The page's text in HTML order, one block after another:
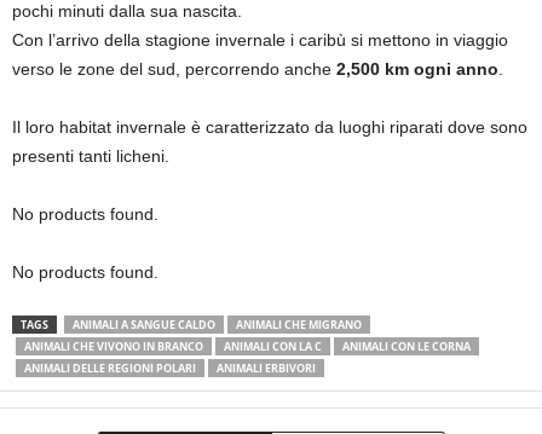
pochi minuti dalla sua nascita.
Con l’arrivo della stagione invernale i caribù si mettono in viaggio
verso le zone del sud, percorrendo anche 2,500 km ogni anno
Il loro habitat invernale è caratterizzato da luoghi riparati dove sono
presenti tanti licheni.
No products found.
No products found.
TAGS ANIMALI A SANGUE CALDO
ANIMALI CHE MIGRANO
ANIMALI CHE VIVONO IN BRANCO
ANIMALI CON LA C
ANIMALI CON LE CORNA
ANIMALI DELLE REGIONI POLARI
ANIMALI ERBIVORI